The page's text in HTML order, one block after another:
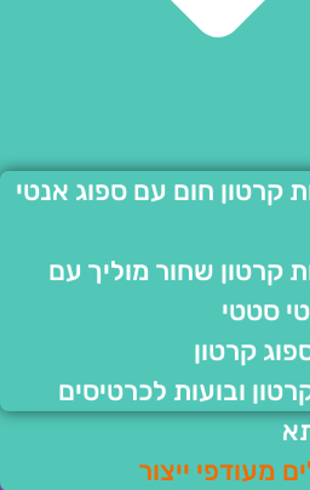
קרטון חום עם ספוג אנטי
קרטון שחור מוליך עם
סטטי
קרטון
ובועות לכרטיסים
מעודפי ייצור